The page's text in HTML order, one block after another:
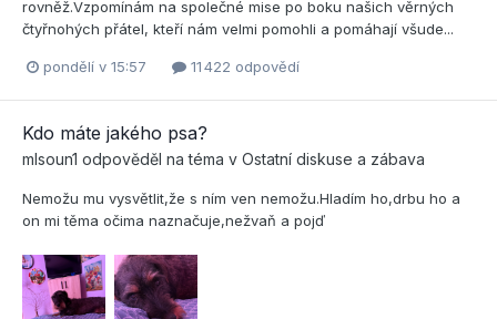
rovněž.Vzpomínám na společné mise po boku našich věrných
čtyřnohých přátel, kteří nám velmi pomohli a pomáhají všude...
pondělí v 15:57 11 422 odpovědí
Kdo máte jakého psa?
mlsoun1 odpověděl na téma v Ostatní diskuse a zábava
Nemožu mu vysvětlit,že s ním ven nemožu.Hladím ho,drbu ho a
on mi těma očima naznačuje,nežvaň a pojď